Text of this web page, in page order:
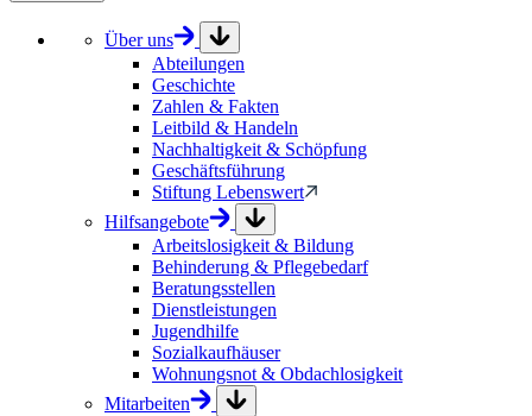
Über uns
Abteilungen
Geschichte
Zahlen & Fakten
Leitbild & Handeln
Nachhaltigkeit & Schöpfung
Geschäftsführung
Stiftung Lebenswert
Hilfsangebote
Arbeitslosigkeit & Bildung
Behinderung & Pflegebedarf
Beratungsstellen
Dienstleistungen
Jugendhilfe
Sozialkaufhäuser
Wohnungsnot & Obdachlosigkeit
Mitarbeiten